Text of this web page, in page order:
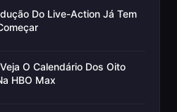
Do Live-Action Já Tem
O Calendário Dos Oito
HBO Max